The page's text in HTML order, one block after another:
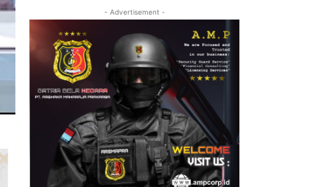
- Advertisement -